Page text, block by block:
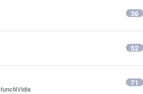
36
52
funcNVidia
71